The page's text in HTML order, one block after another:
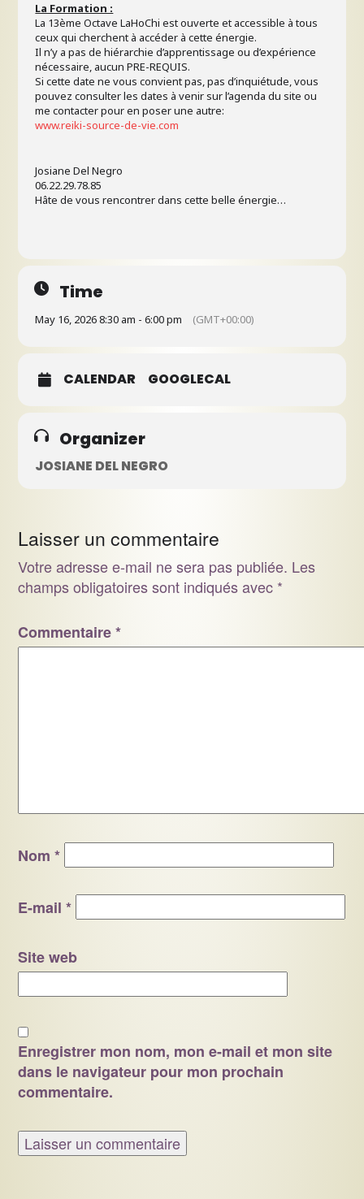
La Formation :
La 13ème Octave LaHoChi est ouverte et accessible à tous
ceux qui cherchent à accéder à cette énergie.
Il n’y a pas de hiérarchie d’apprentissage ou d’expérience
nécessaire, aucun PRE-REQUIS.
Si cette date ne vous convient pas, pas d’inquiétude, vous
pouvez consulter les dates à venir sur l’agenda du site ou
me contacter pour en poser une autre:
www.reiki-source-de-vie.com
Josiane Del Negro
06.22.29.78.85
Hâte de vous rencontrer dans cette belle énergie…
Time
May 16, 2026 8:30 am - 6:00 pm (GMT+00:00)
CALENDAR GOOGLECAL
Organizer
JOSIANE DEL NEGRO
Laisser un commentaire
Votre adresse e-mail ne sera pas publiée. Les
champs obligatoires sont indiqués avec *
Commentaire*
Nom*
E-mail*
Site web
Enregistrer mon nom, mon e-mail et mon site
dans le navigateur pour mon prochain
commentaire.